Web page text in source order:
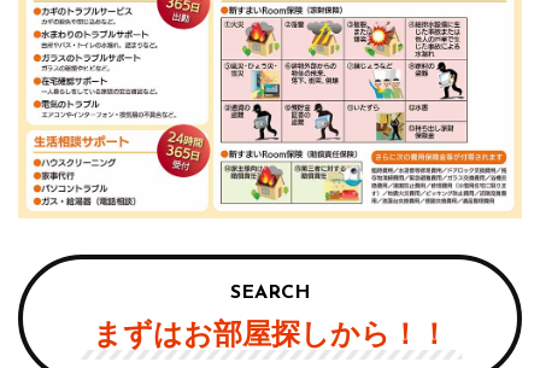
SEARCH
まずはお部屋探しから！！